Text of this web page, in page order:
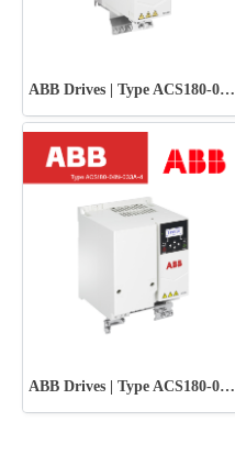
ABB Drives | Type ACS180-04N-01A8-4
ABB Drives | Type ACS180-04N-033A-4